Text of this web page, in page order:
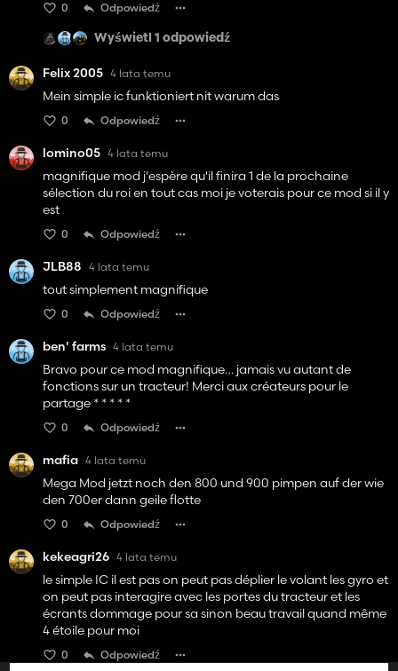
0 Odpowiedź
Wyświetl 1 odpowiedź
Felix 2005 4 lata temu
Mein simple ic funktioniert nit warum das
0 Odpowiedź
lomino05 4 lata temu
magnifique mod j'espère qu'il finira 1 de la prochaine
sélection du roi en tout cas moi je voterais pour ce mod si il y
est
0 Odpowiedź
JLB88 4 lata temu
tout simplement magnifique
0 Odpowiedź
ben' farms 4 lata temu
Bravo pour ce mod magnifique… jamais vu autant de
fonctions sur un tracteur! Merci aux créateurs pour le
partage * * * * *
0 Odpowiedź
mafia 4 lata temu
Mega Mod jetzt noch den 800 und 900 pimpen auf der wie
den 700er dann geile flotte
0 Odpowiedź
kekeagri26 4 lata temu
le simple IC il est pas on peut pas déplier le volant les gyro et
on peut pas interagire avec les portes du tracteur et les
écrants dommage pour sa sinon beau travail quand même
4 étoile pour moi
0 Odpowiedź